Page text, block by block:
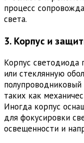
процесс
света.
3. Корпус и
Корпус светодиода
или стеклянную
таких как
Иногда корпус
для фокусировки
освещенности и